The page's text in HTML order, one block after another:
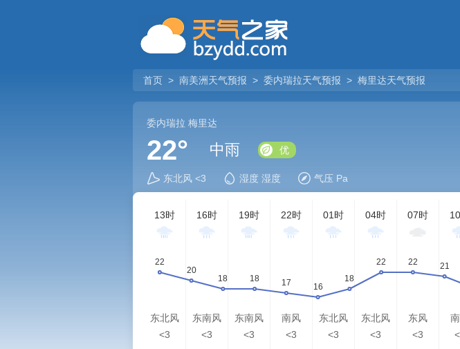
首页 > 南美洲天气预报 > 委内瑞拉天气预报 > 梅里达天气预报
委内瑞拉 梅里达
22° 中雨 优
东北风 <3 湿度 湿度 气压 Pa
13时
东北风
<3
16时
东南风
<3
19时
东南风
<3
22时
南风
<3
01时
东北风
<3
04时
东北风
<3
07时
东风
<3